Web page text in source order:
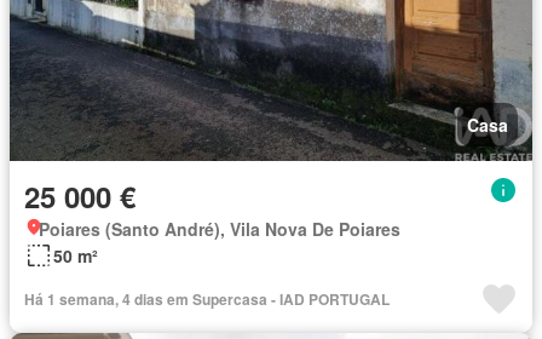
Casa
25 000 €
Poiares (Santo André), Vila Nova De Poiares
50 m²
Há 1 semana, 4 dias em Supercasa - IAD PORTUGAL